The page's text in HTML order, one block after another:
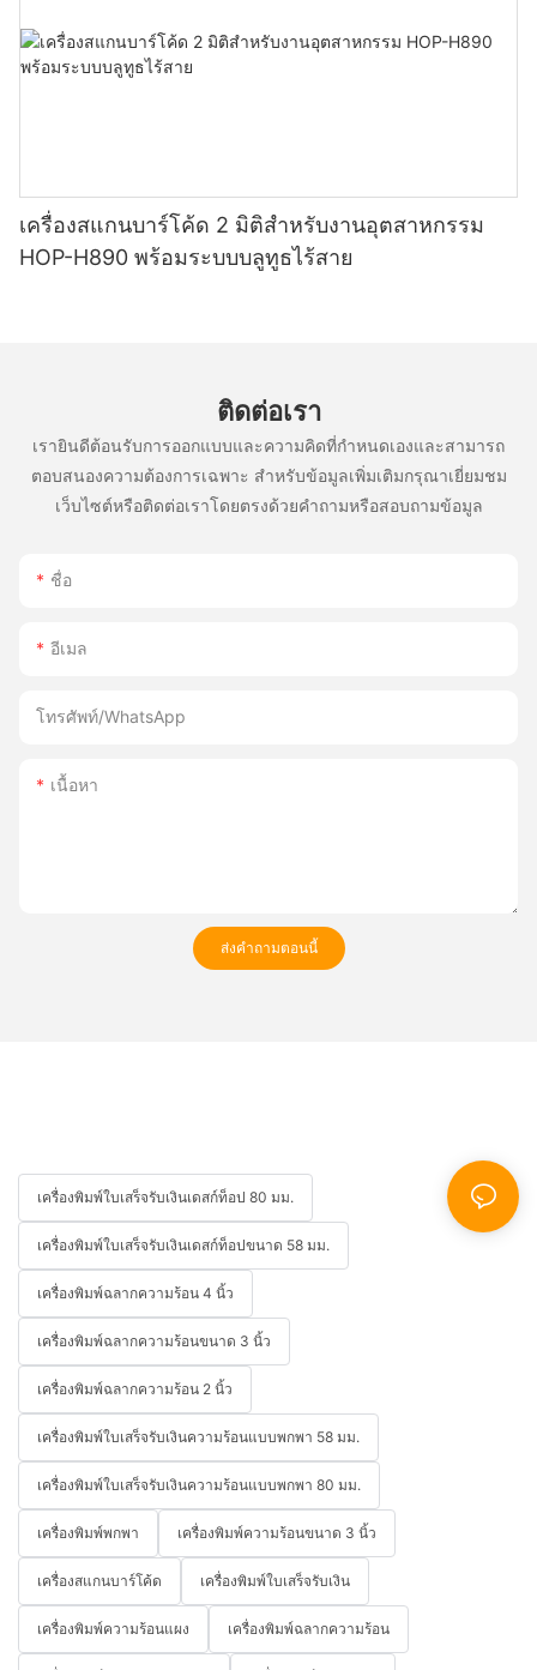
เครื่องสแกนบาร์โค้ด 2 มิติสำหรับงานอุตสาหกรรม
HOP-H890 พร้อมระบบบลูทูธไร้สาย
ติดต่อเรา
เรายินดีต้อนรับการออกแบบและความคิดที่กำหนดเองและสามารถ
ตอบสนองความต้องการเฉพาะ สำหรับข้อมูลเพิ่มเติมกรุณาเยี่ยมชม
เว็บไซต์หรือติดต่อเราโดยตรงด้วยคำถามหรือสอบถามข้อมูล
ชื่อ
อีเมล
โทรศัพท์/WhatsApp
เนื้อหา
ส่งคำถามตอนนี้
เครื่องพิมพ์ใบเสร็จรับเงินเดสก์ท็อป 80 มม.
เครื่องพิมพ์ใบเสร็จรับเงินเดสก์ท็อปขนาด 58 มม.
เครื่องพิมพ์ฉลากความร้อน 4 นิ้ว
เครื่องพิมพ์ฉลากความร้อนขนาด 3 นิ้ว
เครื่องพิมพ์ฉลากความร้อน 2 นิ้ว
เครื่องพิมพ์ใบเสร็จรับเงินความร้อนแบบพกพา 58 มม.
เครื่องพิมพ์ใบเสร็จรับเงินความร้อนแบบพกพา 80 มม.
เครื่องพิมพ์พกพา เครื่องพิมพ์ความร้อนขนาด 3 นิ้ว
เครื่องสแกนบาร์โค้ด เครื่องพิมพ์ใบเสร็จรับเงิน
เครื่องพิมพ์ความร้อนแผง เครื่องพิมพ์ฉลากความร้อน